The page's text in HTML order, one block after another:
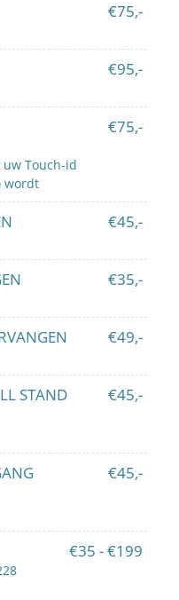
€75,-
€95,-
€75,-
Touch-id
wordt
€45,-
€35,-
€49,-
STAND
€45,-
€45,-
€35 - €199